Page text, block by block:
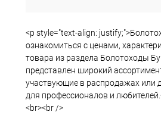
<p style="text-align:
ознакомиться с ценами,
товара из раздела Болотоходы
представлен широкий
участвующие в распродажах или
для профессионалов и
<br><br />